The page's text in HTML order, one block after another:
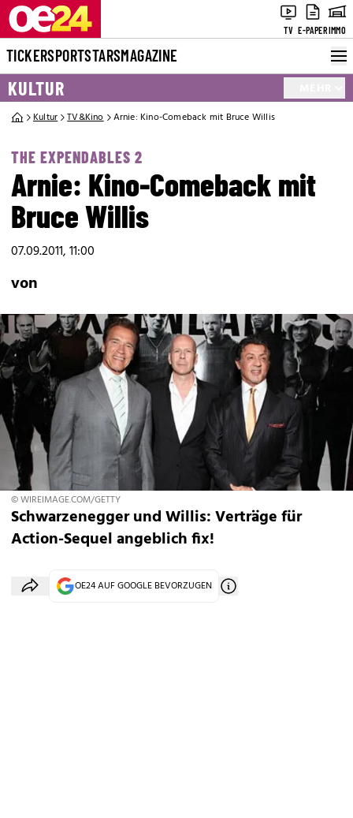
TV E-PAPERIMMO
TICKERSPORTSTARSMAGAZINE
KULTUR
Kultur TV&Kino Arnie: Kino-Comeback mit Bruce Willis
THE EXPENDABLES 2
Arnie: Kino-Comeback mit
Bruce Willis
07.09.2011, 11:00
von
© WIREIMAGE.COM/GETTY
Schwarzenegger und Willis: Verträge für
Action-Sequel angeblich fix!
OE24 AUF GOOGLE BEVORZUGEN